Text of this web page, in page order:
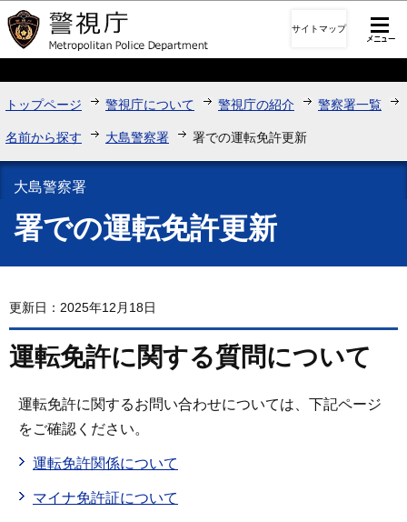
このページの本文へ移動
サイトマップ
トップページ 警視庁について 警視庁の紹介 警察署一覧
名前から探す 大島警察署 署での運転免許更新
大島警察署
署での運転免許更新
更新日：2025年12月18日
運転免許に関する質問について
運転免許に関するお問い合わせについては、下記ページ
をご確認ください。
運転免許関係について
マイナ免許証について